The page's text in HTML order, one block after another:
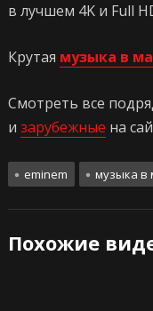
в лучшем 4K и Full
Крутая музыка в
Смотреть все
и зарубежные на
eminem музыка в
Похожие